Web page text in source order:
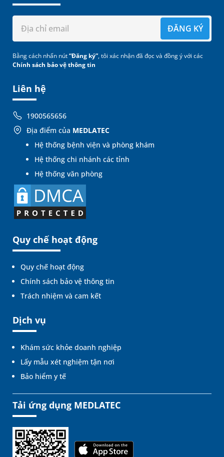
Liên hệ
1900565656
Địa điểm của MEDLATEC
Hệ thống bệnh viện và phòng khám
Hệ thống chi nhánh các tỉnh
Hệ thống văn phòng
Quy chế hoạt động
Quy chế hoạt động
Chính sách bảo vệ thông tin
Trách nhiệm và cam kết
Dịch vụ
Khám sức khỏe doanh nghiệp
Lấy mẫu xét nghiệm tận nơi
Bảo hiểm y tế
ĐĂNG KÝ
Bằng cách nhấn nút“Đăng ký”, tôi xác nhận đã đọc và đồng ý với các
Chính sách bảo vệ thông tin
Tải ứng dụng MEDLATEC